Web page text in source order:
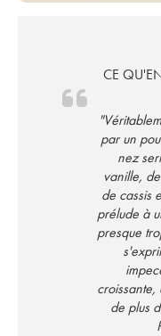
CE
par un
nez
vanille,
de cassis
prélude à
presque
de plus